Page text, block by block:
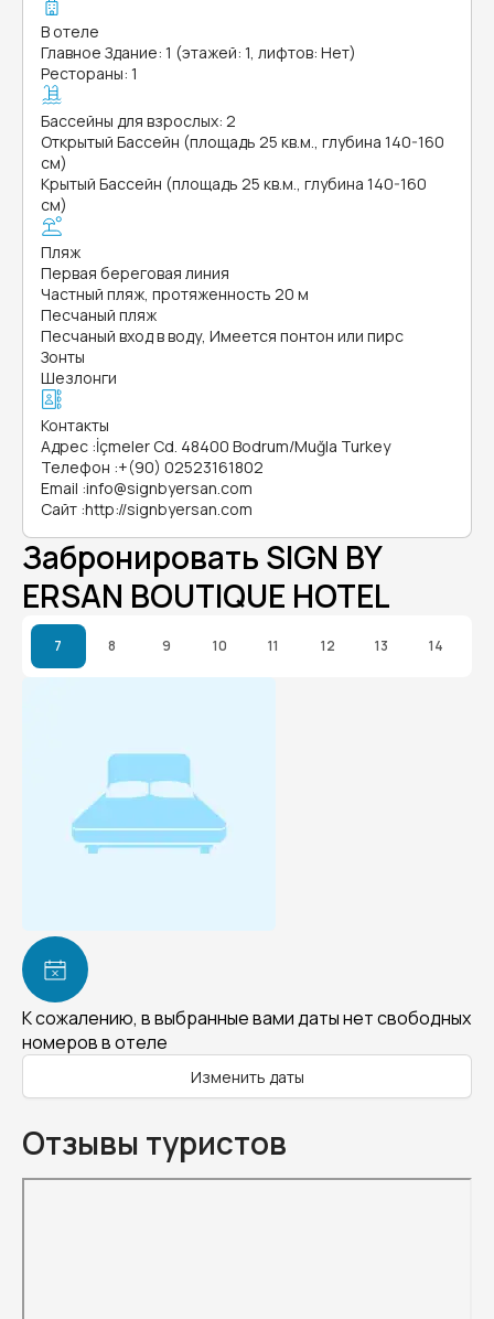
В отеле
Главное Здание: 1 (этажей: 1, лифтов: Нет)
Рестораны: 1
Бассейны для взрослых: 2
Открытый Бассейн (площадь 25 кв.м., глубина 140-160
см)
Крытый Бассейн (площадь 25 кв.м., глубина 140-160
см)
Пляж
Первая береговая линия
Частный пляж, протяженность 20 м
Песчаный пляж
Песчаный вход в воду, Имеется понтон или пирс
Зонты
Шезлонги
Контакты
Адрес :İçmeler Cd. 48400 Bodrum/Muğla Turkey
Телефон :+(90) 02523161802
Email :info@signbyersan.com
Сайт :http://signbyersan.com
Забронировать SIGN BY
ERSAN BOUTIQUE HOTEL
7 8 9 10 11 12 13 14
К сожалению, в выбранные вами даты нет свободных
номеров в отеле
Изменить даты
Отзывы туристов